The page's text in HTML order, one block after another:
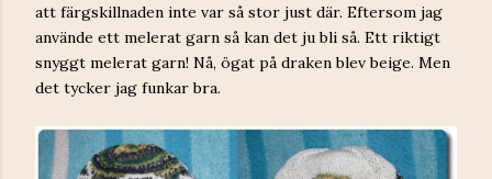
att färgskillnaden inte var så stor just där. Eftersom jag
använde ett melerat garn så kan det ju bli så. Ett riktigt
snyggt melerat garn! Nå, ögat på draken blev beige. Men
det tycker jag funkar bra.